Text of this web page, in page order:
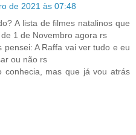
de 2021 às 07:48
A lista de filmes natalinos que
1 de Novembro agora rs
pensei: A Raffa vai ver tudo e eu
ou não rs
conhecia, mas que já vou atrás